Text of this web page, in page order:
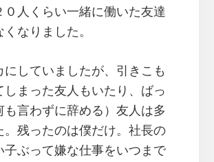
０人くらい一緒に働いた友達
なりました。
にしていましたが、引きこも
しまった友人もいたり、ばっ
も言わずに辞める）友人は多
。残ったのは僕だけ。社長の
子ぶって嫌な仕事をいつまで